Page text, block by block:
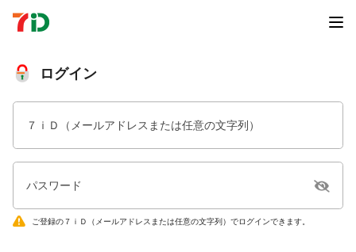
ログイン
７ｉＤ（メールアドレスまたは任意の文字列）
パスワード
ご登録の７ｉＤ（メールアドレスまたは任意の文字列）でログインできます。